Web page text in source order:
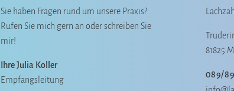
Sie haben Fragen rund um unsere Praxis?
Rufen Sie mich gern an oder schreiben Sie
mir!
Ihre Julia Koller
Empfangsleitung
81825
089/